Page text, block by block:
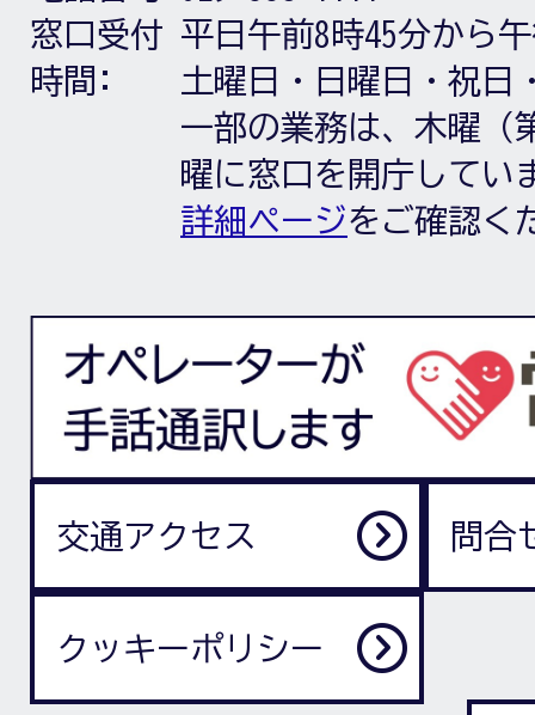
窓口受付
時間:
平日午前8時45分から
土曜日・日曜日・祝日
一部の業務は、木曜（
曜に窓口を開庁してい
詳細ページをご確認く
交通アクセス 問合
クッキーポリシー